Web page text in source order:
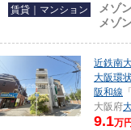
賃貸｜マンション
メゾ
メゾ
近鉄南
大阪環
阪和線 「
大阪府
9.1万円